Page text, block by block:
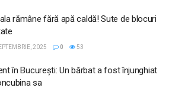
rămâne fără apă caldă! Sute de blocuri
2025 0 53
în București: Un bărbat a fost înjunghiat
sa